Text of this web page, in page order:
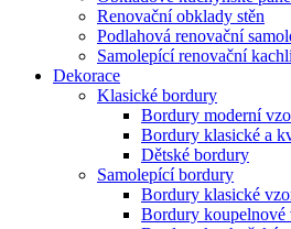
Renovační obklady stěn
Podlahová renovační
Samolepící renovační
Dekorace
Klasické bordury
Bordury moderní
Bordury klasické a
Dětské bordury
Samolepící bordury
Bordury klasické
Bordury koupelnové